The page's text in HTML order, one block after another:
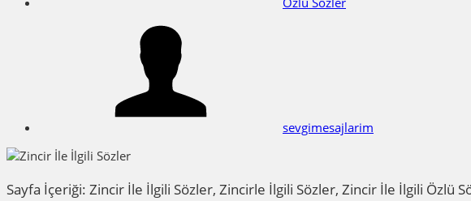
sevgimesajlarim
Sayfa İçeriği: Zincir İle İlgili Sözler, Zincirle İlgili Sözler, Zincir İle İlgili Özlü